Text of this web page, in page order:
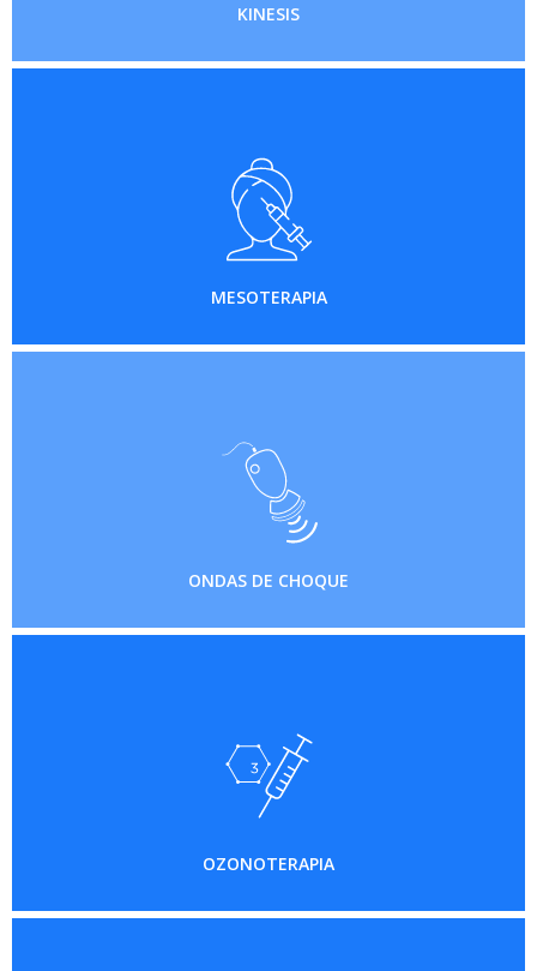
KINESIS
MESOTERAPIA
ONDAS DE CHOQUE
OZONOTERAPIA